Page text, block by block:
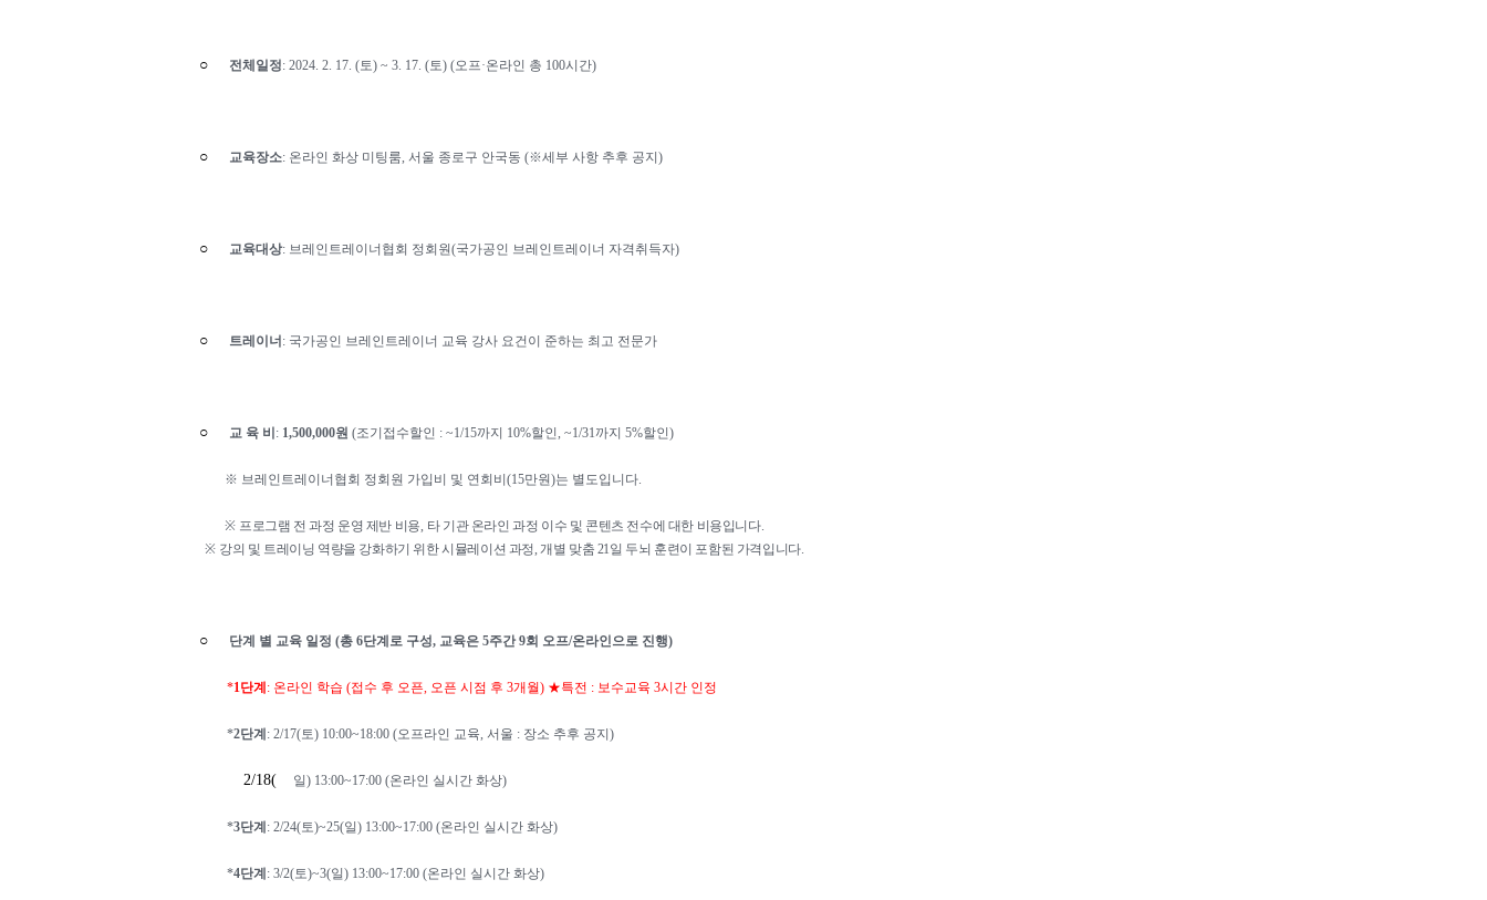
○ 전체일정: 2024. 2. 17. (토) ~ 3. 17. (토) (오프·온라인 총 100시간)
○ 교육장소: 온라인 화상 미팅룸, 서울 종로구 안국동 (※세부 사항 추후 공지 )
○ 교육대상: 브레인트레이너협회 정회원(국가공인 브레인트레이너 자격취득자)
○ 트레이너 : 국가공인 브레인트레이너 교육 강사 요건이 준하는 최고 전문가
○ 교 육 비 : 1,500,000원 (조기접수할인 : ~1/15까지 10%할인, ~1/31까지 5%할인)
※ 브레인트레이너협회 정회원 가입비 및 연회비 (15만원)는 별도입니다.
※ 프로그램 전 과정 운영 제반 비용, 타 기관 온라인 과정 이수 및 콘텐츠 전수에 대한 비용입니다.
※ 강의 및 트레이닝 역량을 강화하기 위한시뮬레이션 과정,개별 맞춤 21일 두뇌 훈련이 포함된 가격입니다.
○ 단계 별 교육 일정 (총 6단계로 구성, 교육은 5주간9회 오프/온라인으로 진행)
*1단계 : 온라인 학습 (접수 후 오픈, 오픈 시점 후 3개월) ★특전 : 보수교육 3시간 인정
*2단계 : 2/17(토) 10:00~18:00 (오프라인 교육, 서울 : 장소 추후 공지 )
2/18( 일) 13:00~17:00 (온라인 실시간 화상)
*3단계 : 2/24(토)~25(일) 13:00~17:00 (온라인 실시간 화상)
*4단계 : 3/2(토)~3(일) 13:00~17:00 (온라인 실시간 화상)